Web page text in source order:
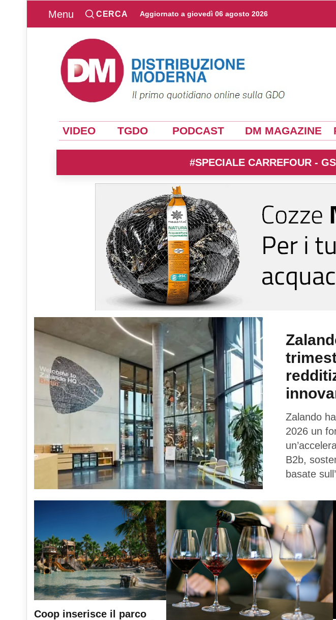
Menu CERCA Aggiornato a giovedì 06 agosto 2026
VIDEO TGDO PODCAST DM MAGAZINE
#SPECIALE CARREFOUR - GS
Zalando
2026 un
B2b,
basate
Coop inserisce il parco